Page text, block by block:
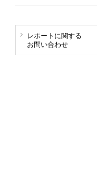
レポートに関する
お問い合わせ